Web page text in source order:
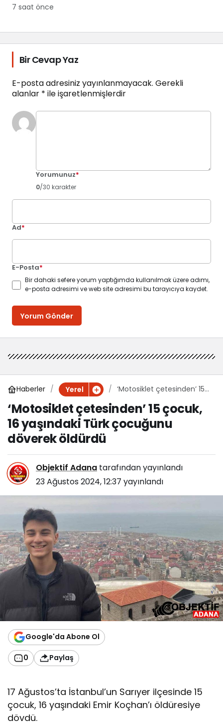
7 saat önce
Bir Cevap Yaz
E-posta adresiniz yayınlanmayacak. Gerekli
alanlar * ile işaretlenmişlerdir
Yorumunuz*
0/30 karakter
Ad*
E-Posta*
Bir dahaki sefere yorum yaptığımda kullanılmak üzere adımı,
e-posta adresimi ve web site adresimi bu tarayıcıya kaydet.
Yorum Gönder
Haberler Yerel
‘Motosiklet çetesinden’ 15
çocuğunu döverek
öldürdü
‘Motosiklet çetesinden’ 15 çocuk,
16 yaşındaki Türk çocuğunu
döverek öldürdü
Objektif Adana tarafından yayınlandı
23 Ağustos 2024, 12:37 yayınlandı
Google'da Abone Ol
0 Paylaş
17 Ağustos’ta İstanbul’un Sarıyer ilçesinde 15
çocuk, 16 yaşındaki Emir Koçhan’ı öldüresiye
dövdü.